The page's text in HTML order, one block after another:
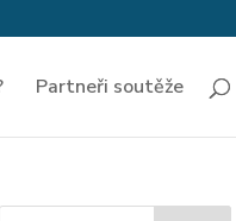
Partneři soutěže